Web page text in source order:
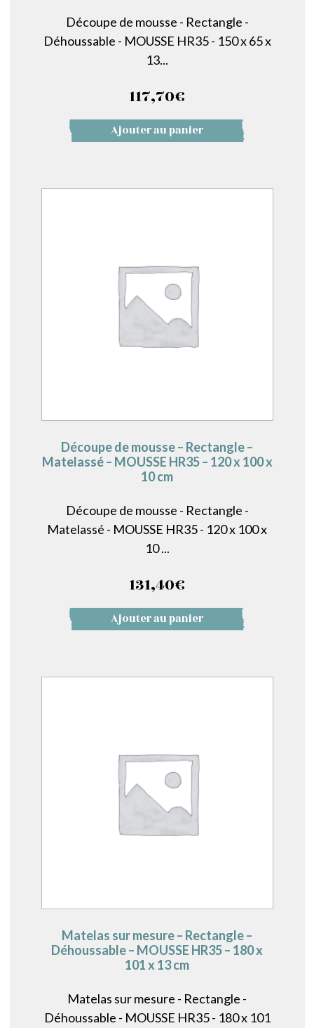
Découpe de mousse - Rectangle -
Déhoussable - MOUSSE HR35 - 150 x 65 x
13...
117,70€
Ajouter au panier
Découpe de mousse – Rectangle –
Matelassé – MOUSSE HR35 – 120 x 100 x
10 cm
Découpe de mousse - Rectangle -
Matelassé - MOUSSE HR35 - 120 x 100 x
10 ...
131,40€
Ajouter au panier
Matelas sur mesure – Rectangle –
Déhoussable – MOUSSE HR35 – 180 x
101 x 13 cm
Matelas sur mesure - Rectangle -
Déhoussable - MOUSSE HR35 - 180 x 101